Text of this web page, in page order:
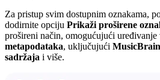
Za pristup svim dostupnim oznakama,
dodirnite opciju Prikaži proširene
prošireni način, omogućujući uređivanje
metapodataka, uključujući
sadržaja i više.